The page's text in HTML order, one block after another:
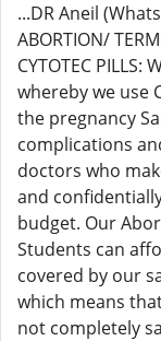
...DR Aneil
ABORTION/
CYTOTEC
whereby we use
the pregnancy
complications
doctors who
and
budget. Our
Students can
covered by our
which means
not completely